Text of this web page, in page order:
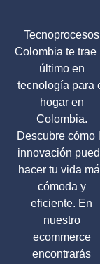
Tecnoprocesos
Colombia te trae
último en
tecnología para
hogar en
Colombia.
Descubre cómo
innovación
hacer tu vida
cómoda y
eficiente. En
nuestro
ecommerce
encontrarás